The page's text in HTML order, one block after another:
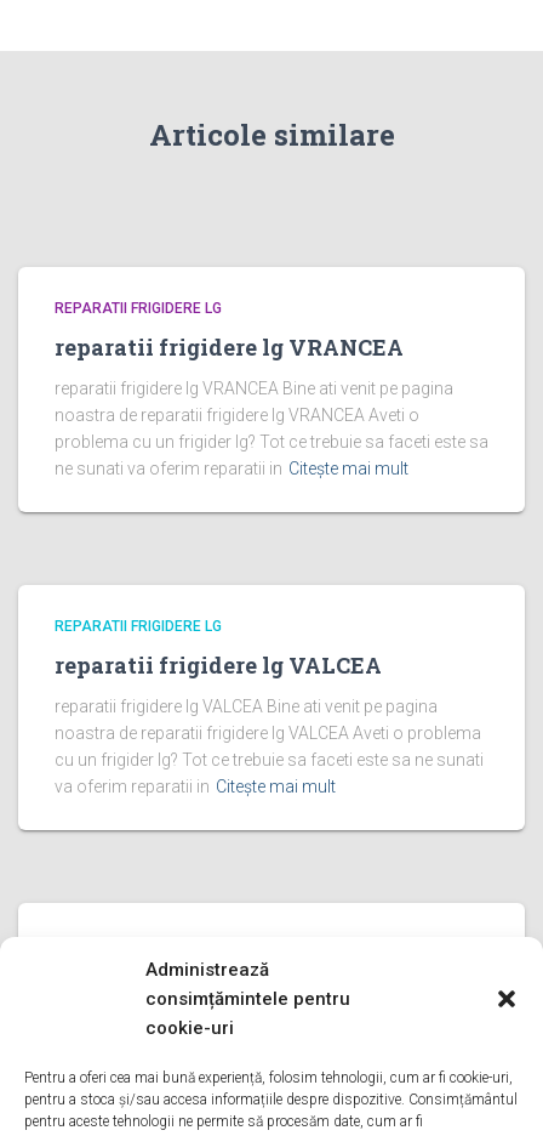
Administrează
consimțămintele pentru
cookie-uri
Pentru a oferi cea mai bună experiență, folosim tehnologii, cum ar fi cookie-uri,
pentru a stoca și/sau accesa informațiile despre dispozitive. Consimțământul
pentru aceste tehnologii ne permite să procesăm date, cum ar fi
Articole similare
REPARATII FRIGIDERE LG
reparatii frigidere lg VRANCEA
reparatii frigidere lg VRANCEA Bine ati venit pe pagina
noastra de reparatii frigidere lg VRANCEA Aveti o
problema cu un frigider lg? Tot ce trebuie sa faceti este sa
ne sunati va oferim reparatii in Citește mai mult
REPARATII FRIGIDERE LG
reparatii frigidere lg VALCEA
reparatii frigidere lg VALCEA Bine ati venit pe pagina
noastra de reparatii frigidere lg VALCEA Aveti o problema
cu un frigider lg? Tot ce trebuie sa faceti este sa ne sunati
va oferim reparatii in Citește mai mult
reparatii frigidere lg PRAHOVA
reparatii frigidere lg PRAHOVA Bine ati venit pe pagina
problema cu un frigider lg? Tot ce trebuie sa faceti este sa
ne sunati va oferim reparatii in Citește mai mult